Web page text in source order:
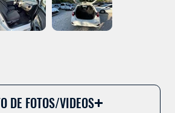
DE FOTOS/VIDEOS